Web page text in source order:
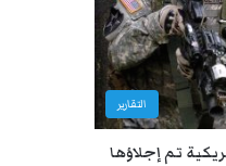
التقارير
تم إجلاؤها